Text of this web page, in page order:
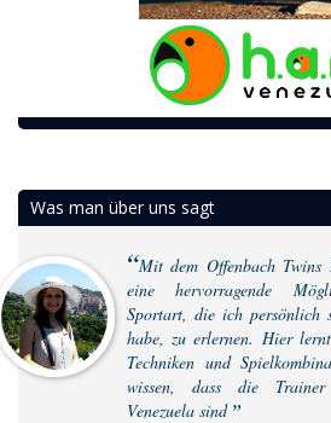
Was man über uns sagt
Mit dem Offenbach Twins
eine hervorragende
Sportart, die ich persönlich
habe, zu erlernen. Hier
Techniken und
wissen, dass die
Venezuela sind